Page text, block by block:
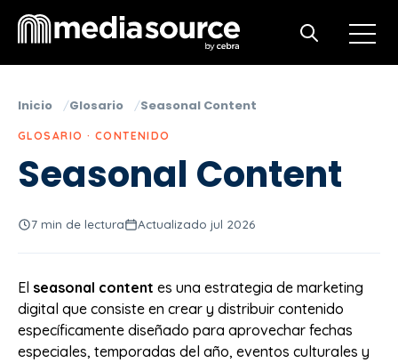
Open
Open search
Inicio Glosario Seasonal Content
GLOSARIO · CONTENIDO
Seasonal Content
7 min de lectura Actualizado jul 2026
El seasonal content es una estrategia de marketing
digital que consiste en crear y distribuir contenido
específicamente diseñado para aprovechar fechas
especiales, temporadas del año, eventos culturales y